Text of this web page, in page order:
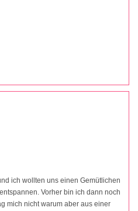
ich wollten uns einen Gemütlichen
Vorher bin ich dann noch
mich nicht warum aber aus einer